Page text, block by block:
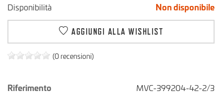
(0 recensioni)
Riferimento
MVC-399204-42-2/3
Disponibilità
Non disponibile
AGGIUNGI ALLA WISHLIST